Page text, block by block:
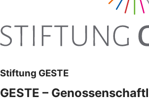
Stiftung GESTE
GESTE –